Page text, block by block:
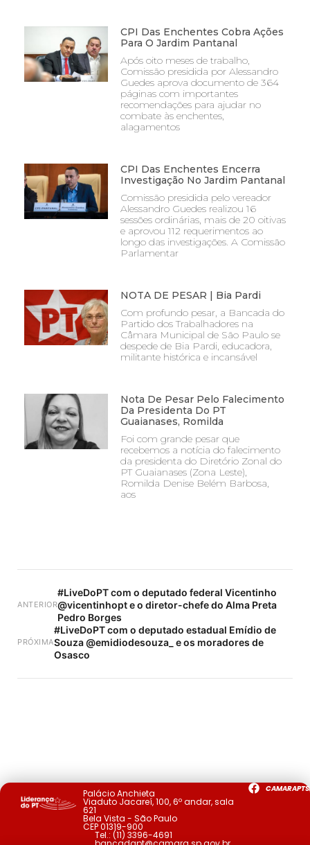
CPI Das Enchentes Cobra Ações
Para O Jardim Pantanal
Após oito meses de trabalho,
Comissão presidida por Alessandro
Guedes aprova documento de 364
páginas com importantes
recomendações para ajudar no
combate às enchentes,
alagamentos
CPI Das Enchentes Encerra
Investigação No Jardim Pantanal
Comissão presidida pelo vereador
Alessandro Guedes realizou 16
sessões ordinárias, mais de 20 oitivas
e aprovou 112 requerimentos ao
longo das investigações. A Comissão
Parlamentar
NOTA DE PESAR | Bia Pardi
Com profundo pesar, a Bancada do
Partido dos Trabalhadores na
Câmara Municipal de São Paulo se
despede de Bia Pardi, educadora,
militante histórica e incansável
Nota De Pesar Pelo Falecimento
Da Presidenta Do PT
Guaianases, Romilda
Foi com grande pesar que
recebemos a notícia do falecimento
da presidenta do Diretório Zonal do
PT Guaianases (Zona Leste),
Romilda Denise Belém Barbosa,
aos
ANTERIOR
#LiveDoPT com o deputado federal Vicentinho
@vicentinhopt e o diretor-chefe do Alma Preta
Pedro Borges
PRÓXIMA
#LiveDoPT com o deputado estadual Emídio de
Souza @emidiodesouza_ e os moradores de
Osasco
Palácio Anchieta
Viaduto Jacareí, 100, 6º andar, sala
621
Bela Vista - São Paulo
CEP 01319-900
Tel.: (11) 3396-4691